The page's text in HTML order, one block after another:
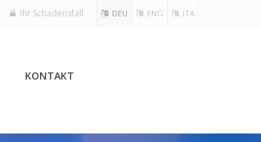
ITA
ENG
DEU
Ihr Schadensfall
KONTAKT